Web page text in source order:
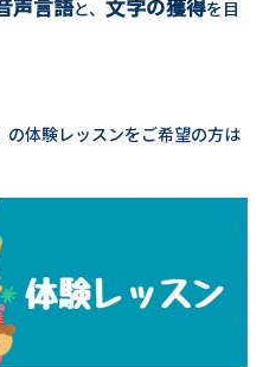
声言語と、 文字の獲得を目
の体験レッスンをご希望の方は